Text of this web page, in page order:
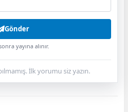
Gönder
yayına alınır.
İlk yorumu siz yazın.